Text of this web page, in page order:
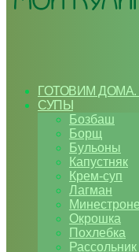
ГОТОВИМ
СУПЫ
Бозбаш
Борщ
Бульоны
Капустняк
Крем-суп
Лагман
Минестроне
Окрошка
Похлебка
Рассольник